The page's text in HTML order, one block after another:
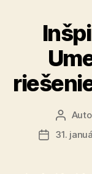
Autor
článku
Dátum
31.